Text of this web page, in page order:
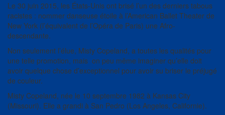
Le 30 juin 2015, les États-Unis ont brisé l’un des derniers tabous
racistes : nommer danseuse étoile à l’American Ballet Theater de
New York (l’équivalent de l’Opéra de Paris) une Afro-
descendante.
Non seulement l’élue, Misty Copeland, a toutes les qualités pour
une telle promotion, mais on peu même imaginer qu’elle doit
avoir quelque chose d’exceptionnel pour avoir su briser le préjugé
de couleur.
Misty Copeland, née le 10 septembre 1982 à Kansas City
(Missouri). Elle a grandi à San Pedro (Los Angeles, Californie).